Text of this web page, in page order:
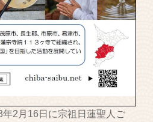
2月16日に宗祖日蓮聖人ご